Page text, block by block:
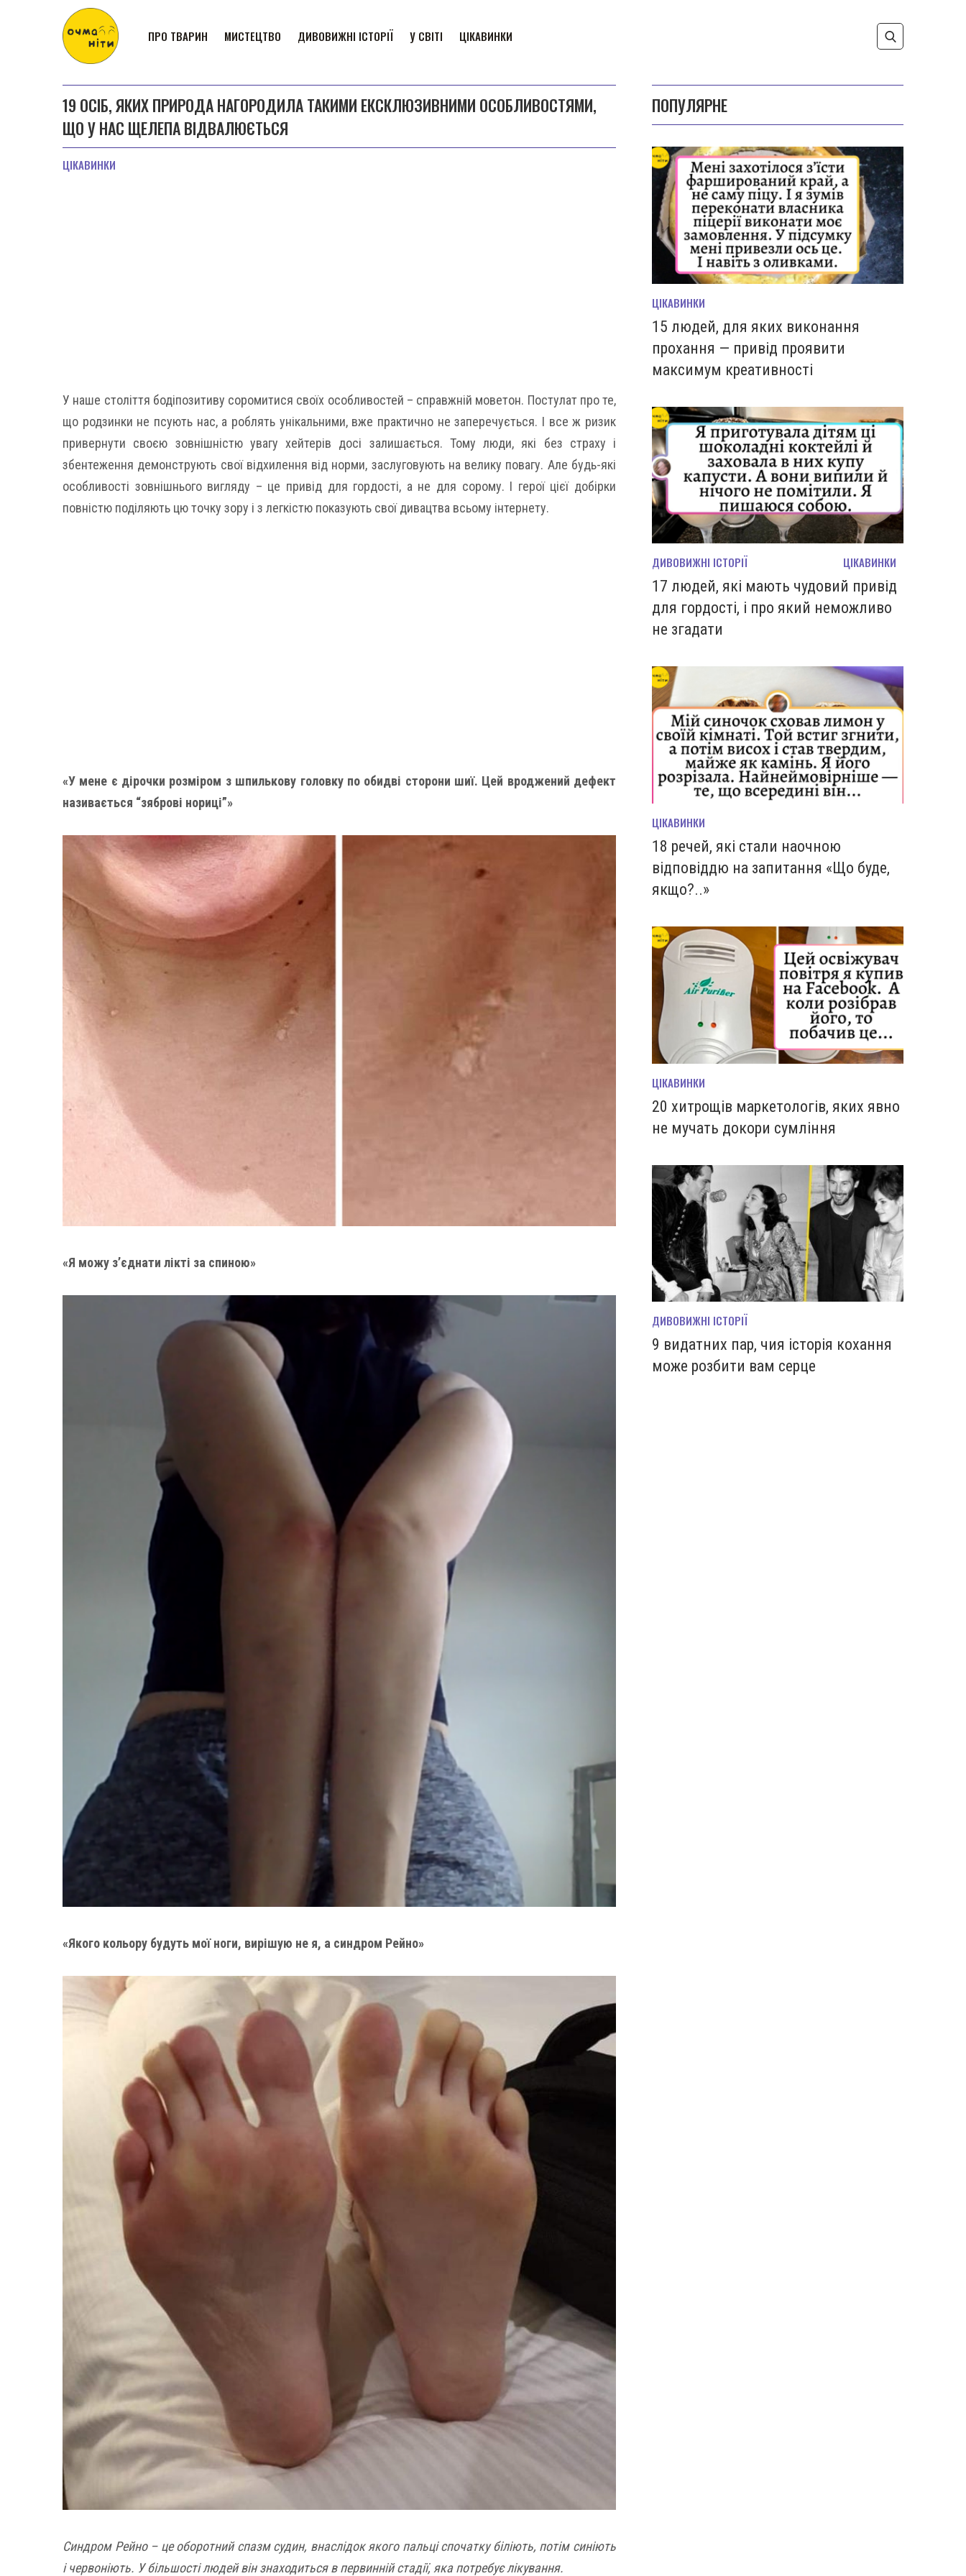
ПРО ТВАРИН МИСТЕЦТВО ДИВОВИЖНІ ІСТОРІЇ У СВІТІ ЦІКАВИНКИ
19 ОСІБ, ЯКИХ ПРИРОДА НАГОРОДИЛА ТАКИМИ ЕКСКЛЮЗИВНИМИ ОСОБЛИВОСТЯМИ,
ЩО У НАС ЩЕЛЕПА ВІДВАЛЮЄТЬСЯ
ЦІКАВИНКИ
У наше століття бодіпозитиву соромитися своїх особливостей – справжній моветон. Постулат про те,
що родзинки не псують нас, а роблять унікальними, вже практично не заперечується. І все ж ризик
привернути своєю зовнішністю увагу хейтерів досі залишається. Тому люди, які без страху і
збентеження демонструють свої відхилення від норми, заслуговують на велику повагу. Але будь-які
особливості зовнішнього вигляду – це привід для гордості, а не для сорому. І герої цієї добірки
повністю поділяють цю точку зору і з легкістю показують свої дивацтва всьому інтернету.
«У мене є дірочки розміром з шпилькову головку по обидві сторони шиї. Цей вроджений дефект
називається “зяброві нориці”»
«Я можу з’єднати лікті за спиною»
«Якого кольору будуть мої ноги, вирішую не я, а синдром Рейно»
Синдром Рейно – це оборотний спазм судин, внаслідок якого пальці спочатку біліють, потім синіють
і червоніють. У більшості людей він знаходиться в первинній стадії, яка потребує лікування.
ПОПУЛЯРНЕ
ЦІКАВИНКИ
15 людей, для яких виконання
прохання — привід проявити
максимум креативності
ДИВОВИЖНІ ІСТОРІЇ ЦІКАВИНКИ
17 людей, які мають чудовий привід
для гордості, і про який неможливо
не згадати
ЦІКАВИНКИ
18 речей, які стали наочною
відповіддю на запитання «Що буде,
якщо?..»
ЦІКАВИНКИ
20 хитрощів маркетологів, яких явно
не мучать докори сумління
ДИВОВИЖНІ ІСТОРІЇ
9 видатних пар, чия історія кохання
може розбити вам серце